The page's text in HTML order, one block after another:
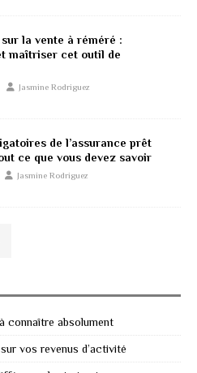
la vente à réméré :
maîtriser cet outil de
Jasmine Rodriguez
de l’assurance prêt
ce que vous devez savoir
Jasmine Rodriguez
connaître absolument
vos revenus d’activité